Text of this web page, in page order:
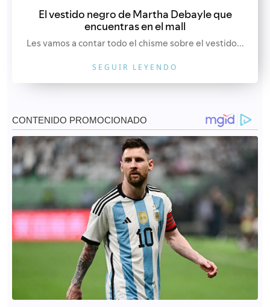
El vestido negro de Martha Debayle que
encuentras en el mall
Les vamos a contar todo el chisme sobre el vestido...
SEGUIR LEYENDO